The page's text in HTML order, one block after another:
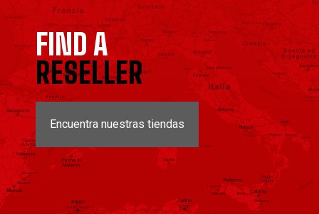
FIND A
RESELLER
Encuentra nuestras tiendas